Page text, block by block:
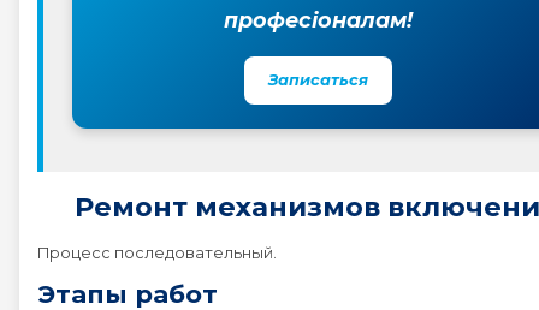
професіоналам!
Записаться
Ремонт механизмов
Процесс последовательный.
Этапы работ